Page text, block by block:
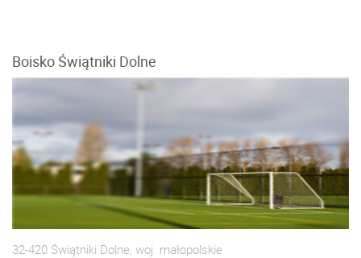
Boisko Świątniki Dolne
32-420 Świątniki Dolne, woj. małopolskie